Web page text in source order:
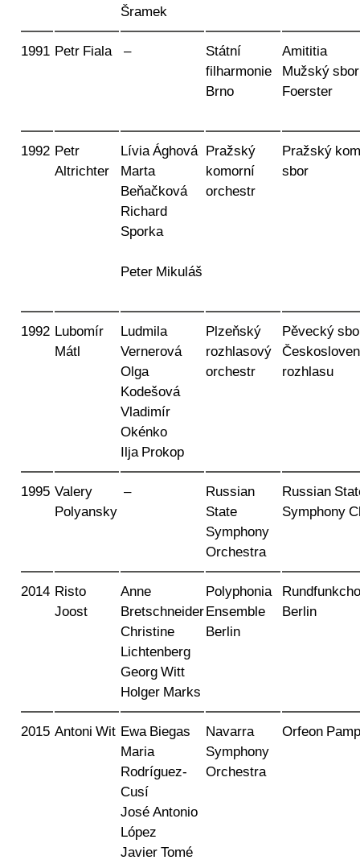
Šramek
1991 Petr Fiala –
Státní
filharmonie
Brno
Amititia
Mužský sbor
Foerster
1992 Petr
Altrichter
Lívia Ághová
Marta
Beňačková
Richard
Sporka
Peter Mikuláš
Pražský
komorní
orchestr
Pražský
sbor
1992 Lubomír
Mátl
Ludmila
Vernerová
Olga
Kodešová
Vladimír
Okénko
Ilja Prokop
Plzeňský
rozhlasový
orchestr
Pěvecký
rozhlasu
1995 Valery
Polyansky
–
Russian
State
Symphony
Orchestra
Russian
Symphony
2014 Risto
Joost
Anne
Bretschneider
Christine
Lichtenberg
Georg Witt
Holger Marks
Polyphonia
Ensemble
Berlin
Berlin
2015 Antoni Wit Ewa Biegas
Maria
Rodríguez-
Cusí
José Antonio
López
Javier Tomé
Navarra
Symphony
Orchestra
Orfeon